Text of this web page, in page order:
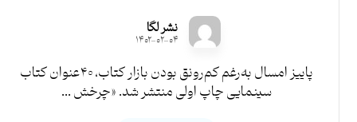
نشر لگا
۱۴۰۲-۰۲-۰۴
پاییز امسال به‌رغم کم‌رونق بودن بازار کتاب، ۴۰عنوان کتاب
سینمایی چاپ اولی منتشر شد. «چرخش ...